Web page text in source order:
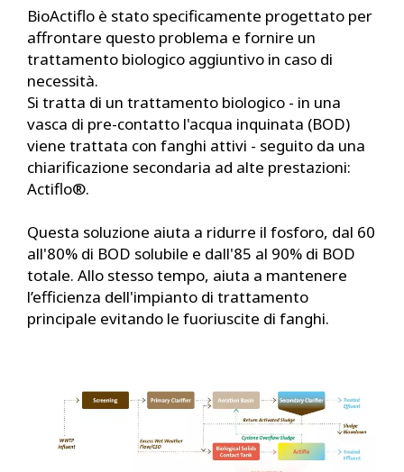
BioActiflo è stato specificamente progettato per
affrontare questo problema e fornire un
trattamento biologico aggiuntivo in caso di
necessità.
Si tratta di un trattamento biologico - in una
vasca di pre-contatto l'acqua inquinata (BOD)
viene trattata con fanghi attivi - seguito da una
chiarificazione secondaria ad alte prestazioni:
Actiflo®.
Questa soluzione aiuta a ridurre il fosforo, dal 60
all'80% di BOD solubile e dall'85 al 90% di BOD
totale. Allo stesso tempo, aiuta a mantenere
l’efficienza dell'impianto di trattamento
principale evitando le fuoriuscite di fanghi.